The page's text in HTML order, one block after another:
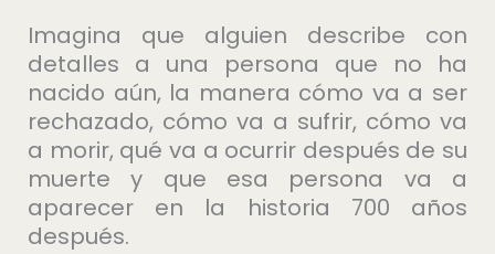
Imagina que alguien describe con
detalles a una persona que no ha
nacido aún, la manera cómo va a ser
rechazado, cómo va a sufrir, cómo va
a morir, qué va a ocurrir después de su
muerte y que esa persona va a
aparecer en la historia 700 años
después.